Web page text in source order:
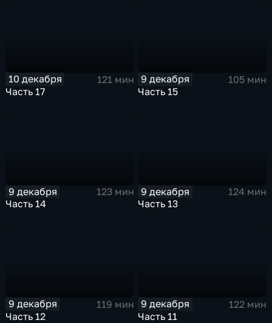
10 декабря
121 мин
Часть 17
9 декабря
105 мин
Часть 15
9 декабря
123 мин
Часть 14
9 декабря
124 мин
Часть 13
9 декабря
119 мин
Часть 12
9 декабря
122 мин
Часть 11